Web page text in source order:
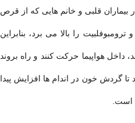
قلبی و خانم هایی که از قرص
را بالا می برد، بنابراین
هواپیما حرکت کنند و راه بروند
گردش خون در اندام ها افزایش پیدا
است.